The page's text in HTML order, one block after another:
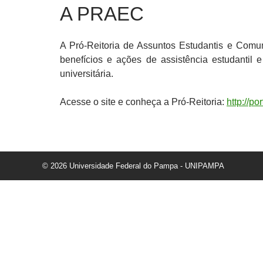
A PRAEC
A Pró-Reitoria de Assuntos Estudantis e
benefícios e ações de assistência estudantil
universitária.
Acesse o site e conheça a Pró-Reitoria: http://
© 2026 Universidade Federal do Pampa - UNIPAMPA